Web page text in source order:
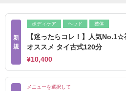
新
規
ボディケア ヘッド 整体
【迷ったらコレ！】人気No.1☆
オススメ タイ古式120分
¥10,400
メニューを選択して